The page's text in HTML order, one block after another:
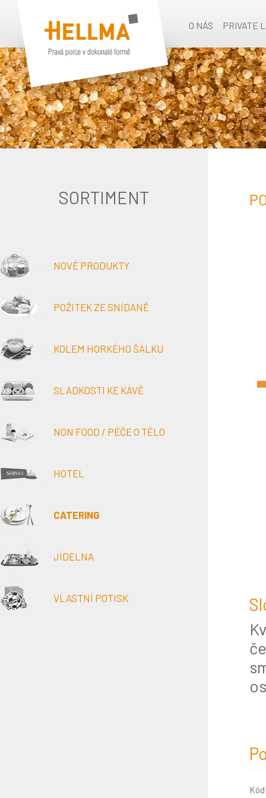
O NÁS PRIVATE
SORTIMENT
NOVÉ PRODUKTY
POŽITEK ZE SNÍDANĚ
KOLEM HORKÉHO ŠÁLKU
SLADKOSTI KE KÁVĚ
NON FOOD / PÉČE O TĚLO
HOTEL
CATERING
JÍDELNA
VLASTNÍ POTISK